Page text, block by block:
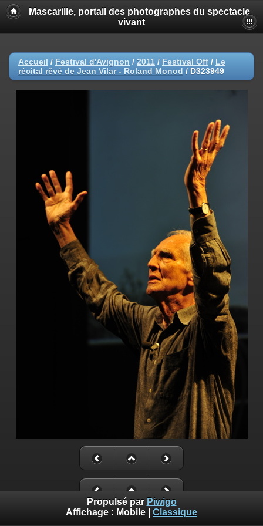
Mascarille, portail des photographes du spectacle
vivant
Accueil / Festival d'Avignon / 2011 / Festival Off / Le
récital rêvé de Jean Vilar - Roland Monod / D323949
Propulsé par Piwigo
Affichage : Mobile Classique